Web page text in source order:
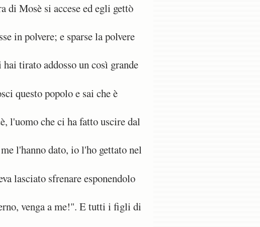
Mosè si accese ed egli gettò
in polvere; e sparse la polvere
tirato addosso un così grande
questo popolo e sai che è
l'uomo che ci ha fatto uscire dal
l'hanno dato, io l'ho gettato nel
lasciato sfrenare esponendolo
venga a me!". E tutti i figli di